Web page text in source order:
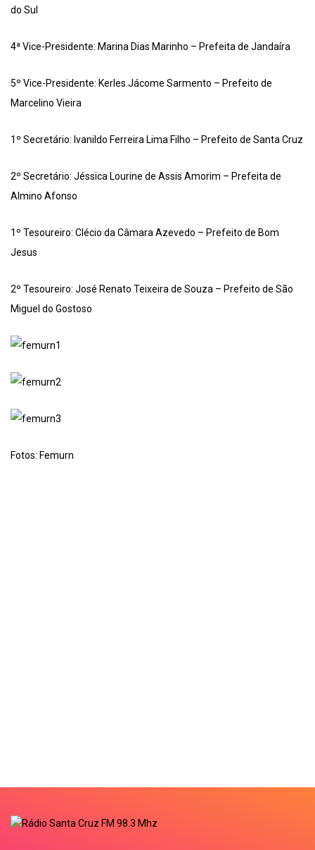
do Sul
4ª Vice-Presidente: Marina Dias Marinho – Prefeita de Jandaíra
5º Vice-Presidente: Kerles Jácome Sarmento – Prefeito de
Marcelino Vieira
1º Secretário: Ivanildo Ferreira Lima Filho – Prefeito de Santa Cruz
2º Secretário: Jéssica Lourine de Assis Amorim – Prefeita de
Almino Afonso
1º Tesoureiro: Clécio da Câmara Azevedo – Prefeito de Bom
Jesus
2º Tesoureiro: José Renato Teixeira de Souza – Prefeito de São
Miguel do Gostoso
Fotos: Femurn